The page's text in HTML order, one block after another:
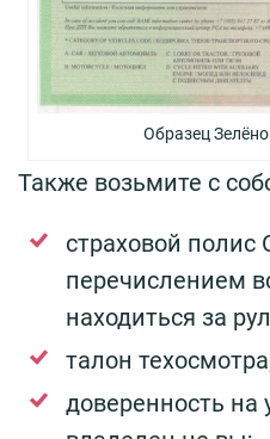
Образец
Также возьмите с
страховой
перечислением
находиться за
талон
доверенность на